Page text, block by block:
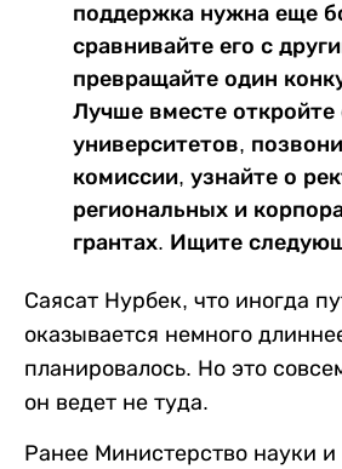
поддержка нужна еще
сравнивайте его с
превращайте один
Лучше вместе откройте
университетов,
комиссии, узнайте о
региональных и
грантах. Ищите
Саясат Нурбек, что иногда
оказывается немного
планировалось. Но это
он ведет не туда.
Ранее Министерство науки